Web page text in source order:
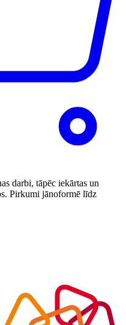
darbi, tāpēc iekārtas un
Pirkumi jānoformē līdz